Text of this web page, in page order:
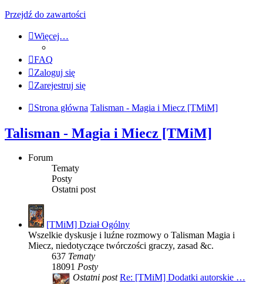
Przejdź do zawartości
Więcej…
FAQ
Zaloguj się
Zarejestruj się
Strona główna Talisman - Magia i Miecz [TMiM]
Talisman - Magia i Miecz [TMiM]
Forum
Tematy
Posty
Ostatni post
[TMiM] Dział Ogólny
Wszelkie dyskusje i luźne rozmowy o Talisman Magia i
Miecz, niedotyczące twórczości graczy, zasad &c.
637 Tematy
18091 Posty
Ostatni post Re: [TMiM] Dodatki autorskie …